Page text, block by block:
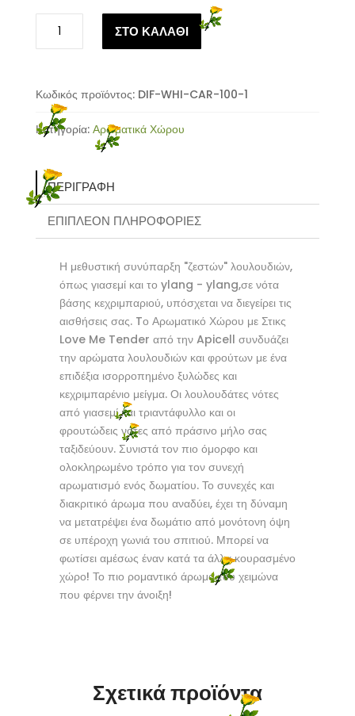
Χώρου
-
Love
Me
-
Reed
Diffuser
Apicell
ποσότητα
ΣΤΟ ΚΑΛΑΘΙ
Κωδικός προϊόντος: DIF-WHI-CAR-100-1
Κατηγορία: Αρωματικά Χώρου
ΠΕΡΙΓΡΑΦΉ
ΕΠΙΠΛΈΟΝ ΠΛΗΡΟΦΟΡΊΕΣ
Η μεθυστική συνύπαρξη "ζεστών" λουλουδιών,
όπως γιασεμί και το ylang - ylang,σε νότα
βάσης κεχριμπαριού, υπόσχεται να διεγείρει τις
αισθήσεις σας. Tο Αρωματικό Χώρου με Στικς
Love Me Tender από την Apicell συνδυάζει
την αρώματα λουλουδιών και φρούτων με ένα
επιδέξια ισορροπημένο ξυλώδες και
κεχριμπαρένιο μείγμα. Οι λουλουδάτες νότες
από γιασεμί και τριαντάφυλλο και οι
φρουτώδεις νότες από πράσινο μήλο σας
ταξιδεύουν. Συνιστά τον πιο όμορφο και
ολοκληρωμένο τρόπο για τον συνεχή
αρωματισμό ενός δωματίου. Το συνεχές και
διακριτικό άρωμα που αναδύει, έχει τη δύναμη
να μετατρέψει ένα δωμάτιο από μονότονη όψη
σε υπέροχη γωνιά του σπιτιού. Μπορεί να
φωτίσει αμέσως έναν κατά τα άλλα κουρασμένο
χώρο! Το πιο ρομαντικό άρωμα του χειμώνα
που φέρνει την άνοιξη!
Σχετικά προϊόντα